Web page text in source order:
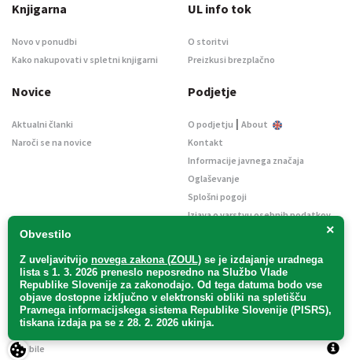
×
Obvestilo
Z uveljavitvijo novega zakona (ZOUL) se je izdajanje uradnega
lista s 1. 3. 2026 preneslo neposredno na Službo Vlade
Republike Slovenije za zakonodajo. Od tega datuma bodo vse
objave dostopne izključno v elektronski obliki na spletišču
Pravnega informacijskega sistema Republike Slovenije (PISRS),
tiskana izdaja pa se z 28. 2. 2026 ukinja.
Knjigarna
Novo v ponudbi
Kako nakupovati v spletni knjigarni
UL info tok
O storitvi
Preizkusi brezplačno
Novice
Aktualni članki
Naroči se na novice
Podjetje
O podjetju | About
Kontakt
Informacije javnega značaja
Oglaševanje
Splošni pogoji
Izjava o varstvu osebnih podatkov
Uradni list d. o. o. – v likvidaciji / Vse pravice pridržane.
2Mobile